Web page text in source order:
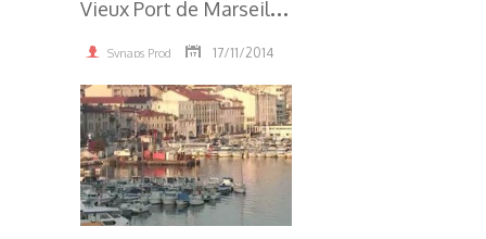
Synaps Prod 17/11/2014